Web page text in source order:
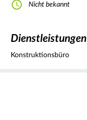
Nicht bekannt
Dienstleistungen
Konstruktionsbüro